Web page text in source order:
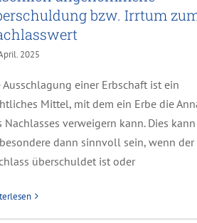
bzw. Irrtum
2025
Ausschlagung einer Erbschaft ist ein
Mittel, mit dem ein Erbe die
Nachlasses verweigern kann. Dies kann
dann sinnvoll sein, wenn der
überschuldet ist oder